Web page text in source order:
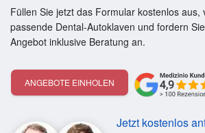
Füllen Sie jetzt das Formular kostenlos aus,
passende Dental-Autoklaven und fordern
Angebot inklusive Beratung an.
ANGEBOTE EINHOLEN
Jetzt kostenlos